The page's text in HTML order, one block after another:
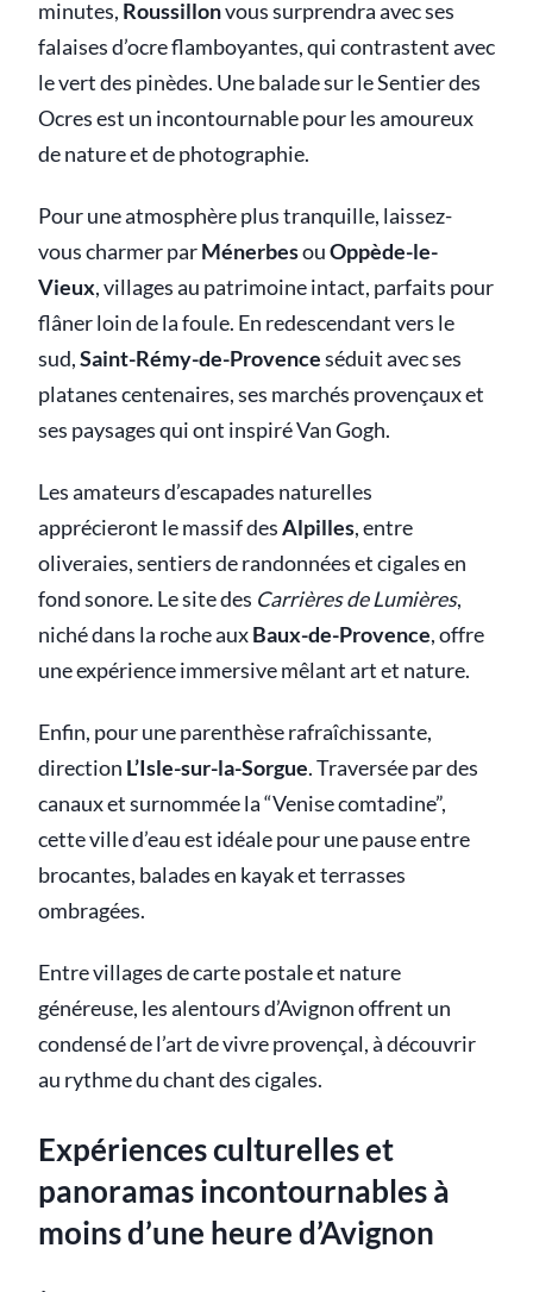
minutes, Roussillonvous surprendra avec ses
falaises d’ocre flamboyantes, qui contrastent avec
le vert des pinèdes. Une balade sur le Sentier des
Ocres est un incontournable pour les amoureux
de nature et de photographie.
Pour une atmosphère plus tranquille, laissez-
vous charmer parMénerbesouOppède-le-
Vieux, villages au patrimoine intact, parfaits pour
flâner loin de la foule. En redescendant vers le
sud,Saint-Rémy-de-Provenceséduit avec ses
platanes centenaires, ses marchés provençaux et
ses paysages qui ont inspiré Van Gogh.
Les amateurs d’escapades naturelles
apprécieront le massif desAlpilles, entre
oliveraies, sentiers de randonnées et cigales en
fond sonore. Le site des Carrières de Lumières,
niché dans la roche auxBaux-de-Provence, offre
une expérience immersive mêlant art et nature.
Enfin, pour une parenthèse rafraîchissante,
direction L’Isle-sur-la-Sorgue. Traversée par des
canaux et surnommée la “Venise comtadine”,
cette ville d’eau est idéale pour une pause entre
brocantes, balades en kayak et terrasses
ombragées.
Entre villages de carte postale et nature
généreuse, les alentours d’Avignon offrent un
condensé de l’art de vivre provençal, à découvrir
au rythme du chant des cigales.
Expériences culturelles et
panoramas incontournables à
moins d’une heure d’Avignon